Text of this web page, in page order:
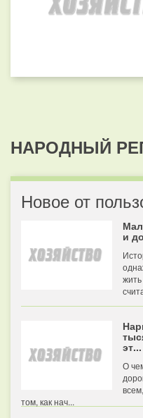
НАРОДНЫЙ
Новое от
и
эт...
О
том, как нач...